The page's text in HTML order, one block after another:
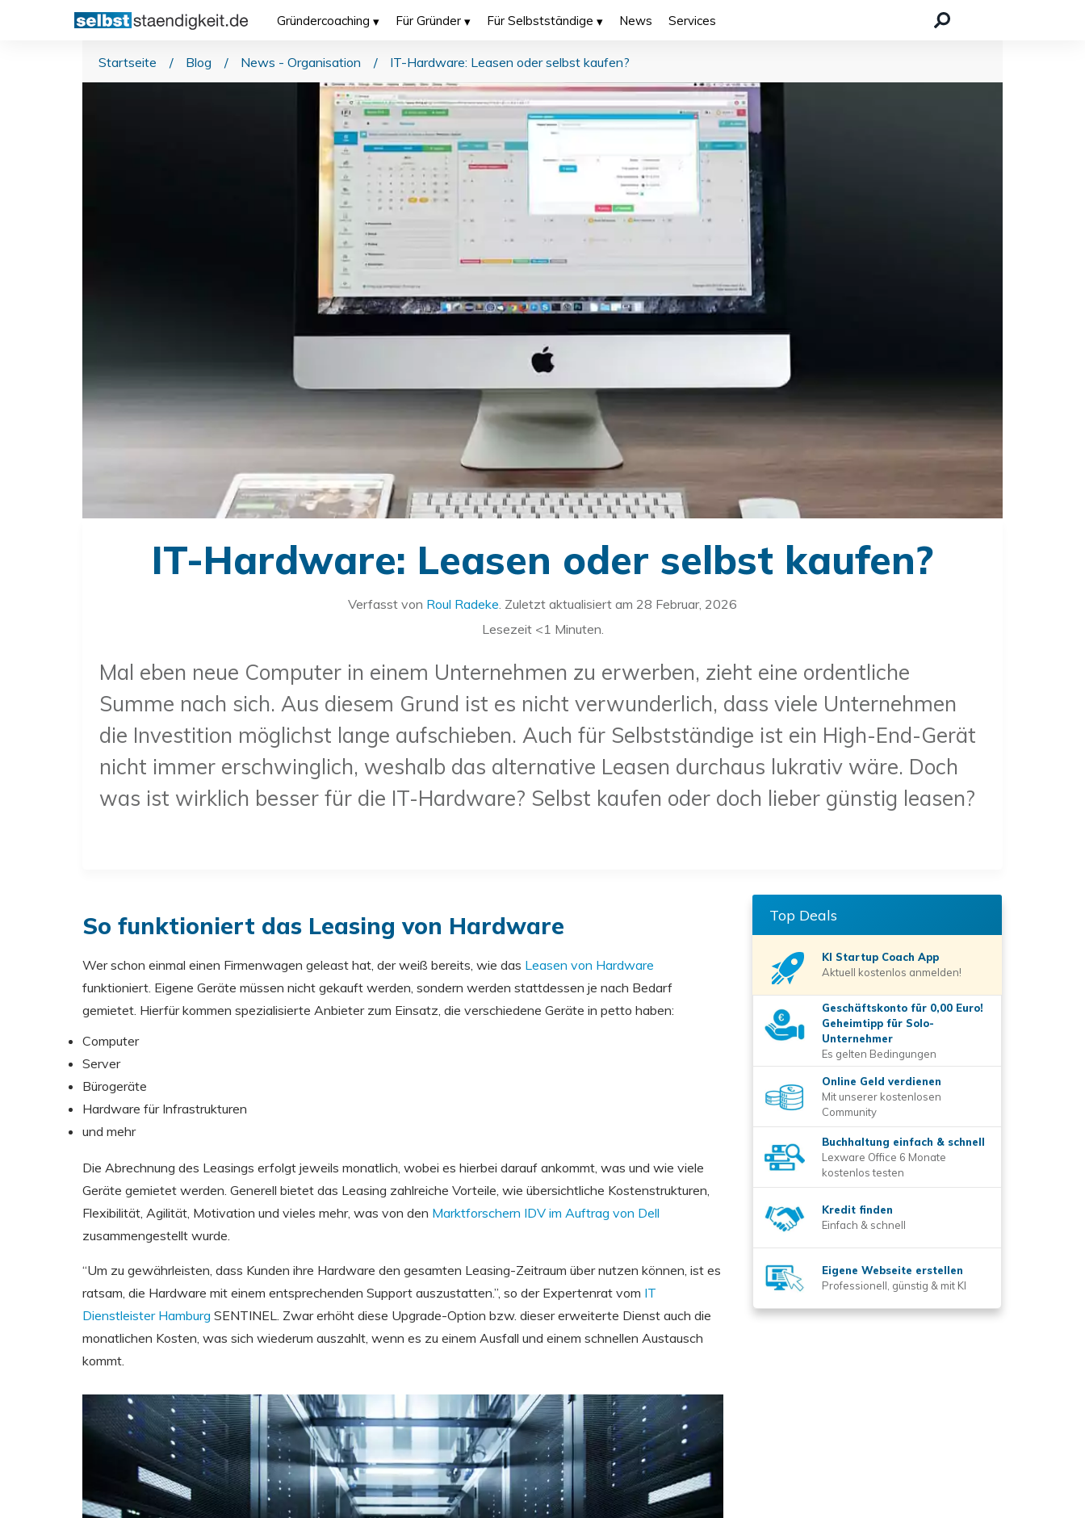
Gründercoaching Für Gründer Für Selbstständige News Services
Startseite / Blog / News - Organisation / IT-Hardware: Leasen oder selbst kaufen?
IT-Hardware: Leasen oder selbst kaufen?
Verfasst von Roul Radeke. Zuletzt aktualisiert am 28 Februar, 2026
Lesezeit <1 Minuten.
Mal eben neue Computer in einem Unternehmen zu erwerben, zieht eine ordentliche
Summe nach sich. Aus diesem Grund ist es nicht verwunderlich, dass viele Unternehmen
die Investition möglichst lange aufschieben. Auch für Selbstständige ist ein High-End-Gerät
nicht immer erschwinglich, weshalb das alternative Leasen durchaus lukrativ wäre. Doch
was ist wirklich besser für die IT-Hardware? Selbst kaufen oder doch lieber günstig leasen?
So funktioniert das Leasing von Hardware
Wer schon einmal einen Firmenwagen geleast hat, der weiß bereits, wie das Leasen von Hardware
funktioniert. Eigene Geräte müssen nicht gekauft werden, sondern werden stattdessen je nach Bedarf
gemietet. Hierfür kommen spezialisierte Anbieter zum Einsatz, die verschiedene Geräte in petto haben:
Computer
Server
Bürogeräte
Hardware für Infrastrukturen
und mehr
Die Abrechnung des Leasings erfolgt jeweils monatlich, wobei es hierbei darauf ankommt, was und wie viele
Geräte gemietet werden. Generell bietet das Leasing zahlreiche Vorteile, wie übersichtliche Kostenstrukturen,
Flexibilität, Agilität, Motivation und vieles mehr, was von den Marktforschern IDV im Auftrag von Dell
zusammengestellt wurde.
“Um zu gewährleisten, dass Kunden ihre Hardware den gesamten Leasing-Zeitraum über nutzen können, ist es
ratsam, die Hardware mit einem entsprechenden Support auszustatten.”, so der Expertenrat vom IT
Dienstleister Hamburg SENTINEL. Zwar erhöht diese Upgrade-Option bzw. dieser erweiterte Dienst auch die
monatlichen Kosten, was sich wiederum auszahlt, wenn es zu einem Ausfall und einem schnellen Austausch
kommt.
Top Deals
KI Startup Coach App
Aktuell kostenlos anmelden!
Geschäftskonto für 0,00 Euro!
Geheimtipp für Solo-
Unternehmer
Es gelten Bedingungen
Online Geld verdienen
Mit unserer kostenlosen
Community
Buchhaltung einfach & schnell
Lexware Office 6 Monate
kostenlos testen
Kredit finden
Einfach & schnell
Eigene Webseite erstellen
Professionell, günstig & mit KI